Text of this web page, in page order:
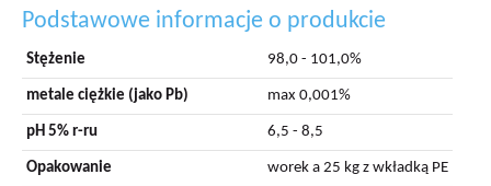
Podstawowe informacje o produkcie
Stężenie 98,0 - 101,0%
metale ciężkie (jako Pb) max 0,001%
pH 5% r-ru 6,5 - 8,5
Opakowanie worek a 25 kg z wkładką PE